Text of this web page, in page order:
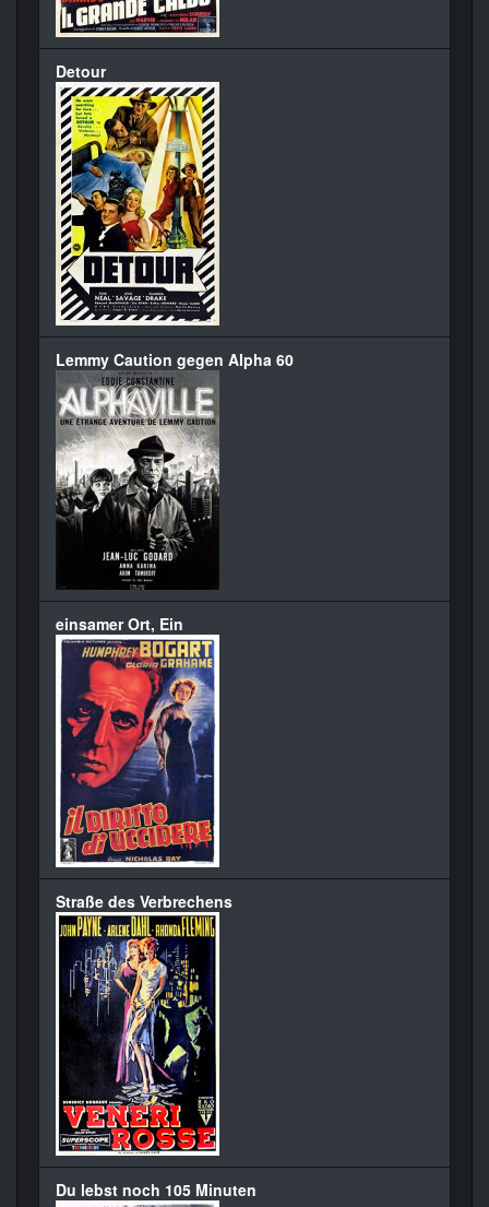
Detour
Lemmy Caution gegen Alpha 60
einsamer Ort, Ein
Straße des Verbrechens
Du lebst noch 105 Minuten